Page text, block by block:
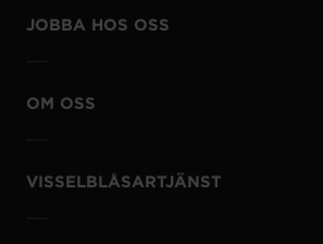
JOBBA HOS OSS
OM OSS
VISSELBLÅSARTJÄNST